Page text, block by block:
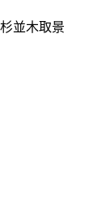
並木取景